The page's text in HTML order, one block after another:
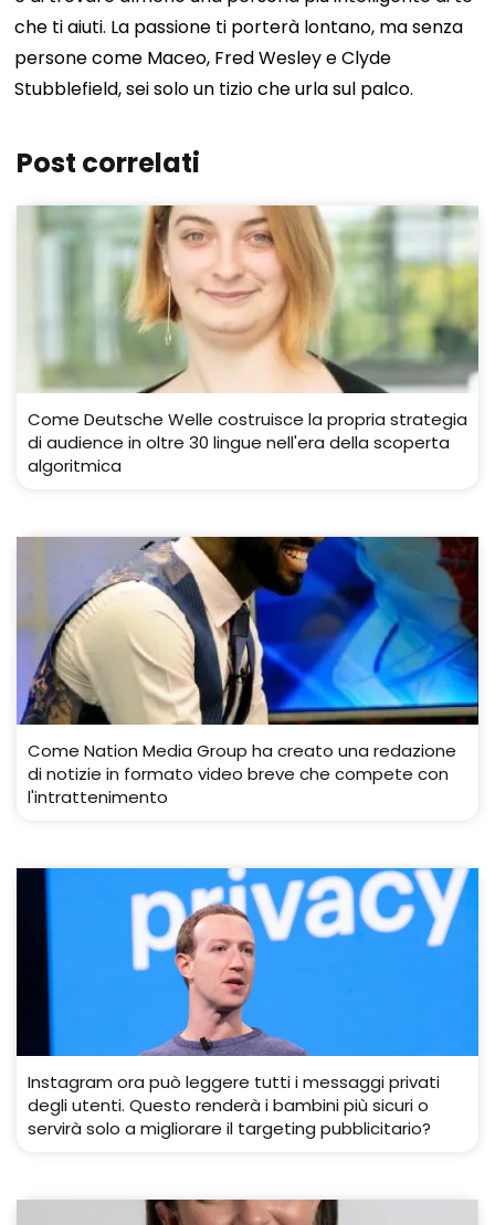
che ti aiuti. La passione ti porterà lontano, ma senza
persone come Maceo, Fred Wesley e Clyde
Stubblefield, sei solo un tizio che urla sul palco.
Post correlati
Come Deutsche Welle costruisce la propria strategia
di audience in oltre 30 lingue nell'era della scoperta
algoritmica
Come Nation Media Group ha creato una redazione
di notizie in formato video breve che compete con
l'intrattenimento
Instagram ora può leggere tutti i messaggi privati ​​
degli utenti. Questo renderà i bambini più sicuri o
servirà solo a migliorare il targeting pubblicitario?